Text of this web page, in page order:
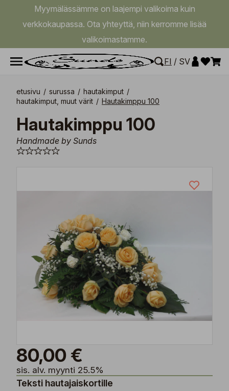
Myymälässämme on laajempi valikoima kuin
verkkokaupassa. Ota yhteyttä, niin kerromme lisää
valikoimastamme.
FI / SV
etusivu / surussa / hautakimput /
hautakimput, muut värit / Hautakimppu 100
Hautakimppu 100
Handmade by Sunds
80,00 €
sis. alv. myynti 25.5%
Teksti hautajaiskortille